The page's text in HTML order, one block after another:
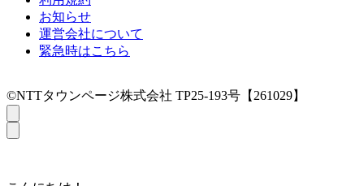
お知らせ
運営会社について
緊急時はこちら
©NTTタウンページ株式会社 TP25-193号【261029】